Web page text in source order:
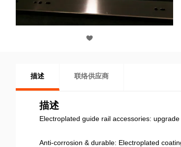
描述 联络供应商
描述
Electroplated guide rail accessories:
Anti-corrosion & durable: Electroplated